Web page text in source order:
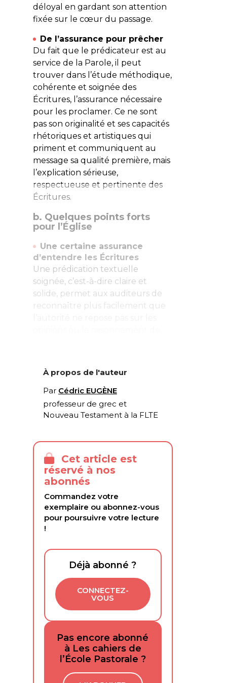
déloyal en gardant son attention
fixée sur le cœur du passage.
De l’assurance pour prêcher
Du fait que le prédicateur est au
service de la Parole, il peut
trouver dans l’étude méthodique,
cohérente et soignée des
Écritures, l’assurance nécessaire
pour les proclamer. Ce ne sont
pas son originalité et ses capacités
rhétoriques et artistiques qui
priment et communiquent au
message sa qualité première, mais
l’explication sérieuse,
respectueuse et pertinente des
Écritures.
b. Quelques points forts
pour l’Église
Une certaine assurance
d’entendre les Écritures
Une prédication textuelle
soignée, c’est-à-dire claire et
solide, permet aux auditeurs de
reconnaître plus facilement que
À propos de l'auteur
Par Cédric EUGÈNE
professeur de grec et
Nouveau Testament à la FLTE
Cet article est
réservé à nos
abonnés
Commandez votre
exemplaire ou abonnez-vous
pour poursuivre votre lecture
!
Déjà abonné ?
CONNECTEZ-
VOUS
Pas encore abonné
à Les cahiers de
l’École Pastorale ?